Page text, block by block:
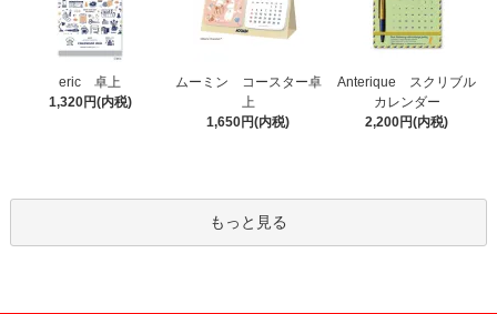
eric 卓上
1,320円(内税)
ムーミン コースター卓
上
1,650円(内税)
Anterique スクリブル
カレンダー
2,200円(内税)
もっと見る